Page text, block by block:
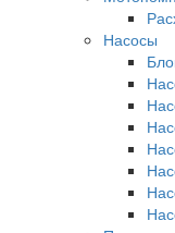
Насосы